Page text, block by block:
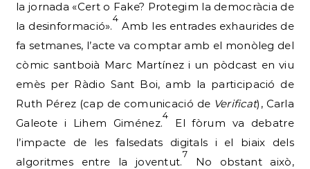
la jornada «Cert o Fake? Protegim la democràcia de
la desinformació».
4
Amb les entrades exhaurides de
fa setmanes, l’acte va comptar amb el monòleg del
còmic santboià Marc Martínez i un pòdcast en viu
emès per Ràdio Sant Boi, amb la participació de
Ruth Pérez (cap de comunicació de Verificat), Carla
Galeote i Lihem Giménez.
4
El fòrum va debatre
l’impacte de les falsedats digitals i el biaix dels
algoritmes entre la joventut.
7
No obstant això,